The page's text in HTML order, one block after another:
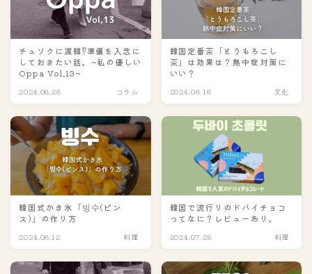
チュソクに渡韓⁉準備を入念に
しておきたい話。~私の優しい
Oppa Vol.13~
2024.08.28 コラム
韓国定番茶「とうもろこし
茶」は効果は？熱中症対策に
いい？
2024.08.18 文化
韓国式かき氷「빙수(ピン
ス)」の作り方
2024.08.12 料理
韓国で流行りのドバイチョコ
ってなに？レビューあり。
2024.07.28 料理